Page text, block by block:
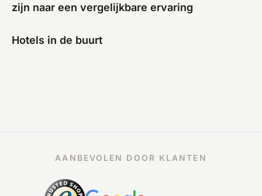
zijn naar een vergelijkbare ervaring
Hotels in de buurt
AANBEVOLEN DOOR KLANTEN